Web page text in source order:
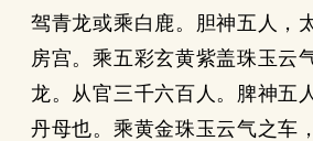
驾青龙或乘白鹿。胆神五人，
房宫。乘五彩玄黄紫盖珠玉云
龙。从官三千六百人。脾神五
丹母也。乘黄金珠玉云气之车